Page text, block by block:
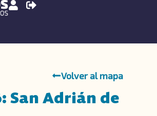
San Adrián de
Volver al mapa